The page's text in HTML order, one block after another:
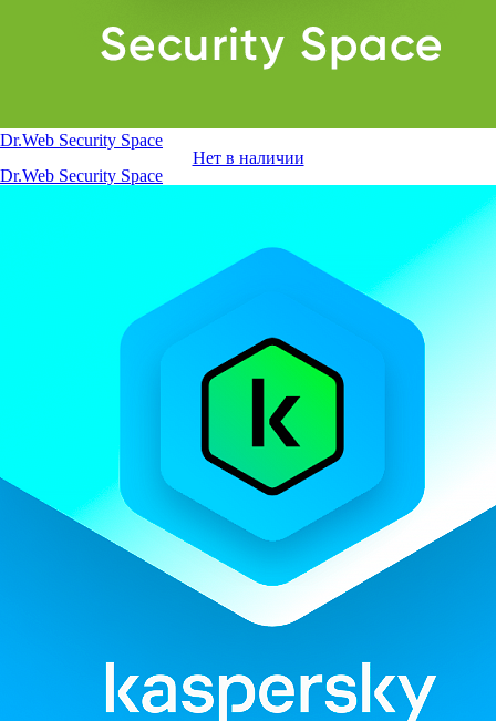
Dr.Web Security Space
Нет в наличии
Dr.Web Security Space